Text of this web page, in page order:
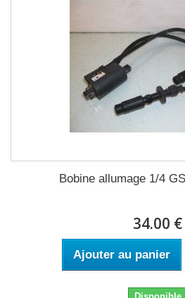
Bobine allumage 1/4
34.00 €
Ajouter au panier